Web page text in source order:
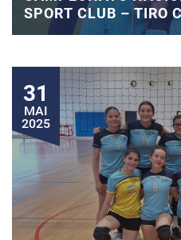
SPORT CLUB – TIRO
31
MAI
2025